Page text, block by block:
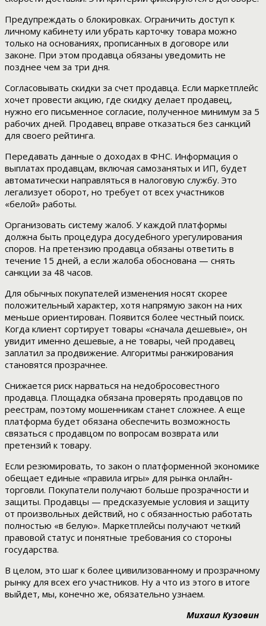
Предупреждать о блокировках. Ограничить доступ к
личному кабинету или убрать карточку товара можно
только на основаниях, прописанных в договоре или
законе. При этом продавца обязаны уведомить не
позднее чем за три дня.
Согласовывать скидки за счет продавца. Если маркетплейс
хочет провести акцию, где скидку делает продавец,
нужно его письменное согласие, полученное минимум за 5
рабочих дней. Продавец вправе отказаться без санкций
для своего рейтинга.
Передавать данные о доходах в ФНС. Информация о
выплатах продавцам, включая самозанятых и ИП, будет
автоматически направляться в налоговую службу. Это
легализует оборот, но требует от всех участников
«белой» работы.
Организовать систему жалоб. У каждой платформы
должна быть процедура досудебного урегулирования
споров. На претензию продавца обязаны ответить в
течение 15 дней, а если жалоба обоснована — снять
санкции за 48 часов.
Для обычных покупателей изменения носят скорее
положительный характер, хотя напрямую закон на них
меньше ориентирован. Появится более честный поиск.
Когда клиент сортирует товары «сначала дешевые», он
увидит именно дешевые, а не товары, чей продавец
заплатил за продвижение. Алгоритмы ранжирования
становятся прозрачнее.
Снижается риск нарваться на недобросовестного
продавца. Площадка обязана проверять продавцов по
реестрам, поэтому мошенникам станет сложнее. А еще
платформа будет обязана обеспечить возможность
связаться с продавцом по вопросам возврата или
претензий к товару.
Если резюмировать, то закон о платформенной экономике
обещает единые «правила игры» для рынка онлайн-
торговли. Покупатели получают больше прозрачности и
защиты. Продавцы — предсказуемые условия и защиту
от произвольных действий, но с обязанностью работать
полностью «в белую». Маркетплейсы получают четкий
правовой статус и понятные требования со стороны
государства.
В целом, это шаг к более цивилизованному и прозрачному
рынку для всех его участников. Ну а что из этого в итоге
выйдет, мы, конечно же, обязательно узнаем.
Михаил Кузовин